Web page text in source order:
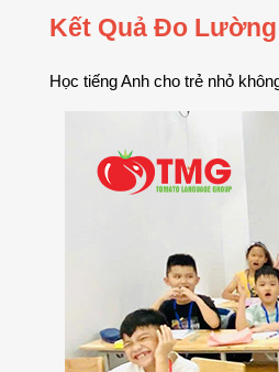
Kết Quả Đo
Học tiếng Anh cho trẻ nhỏ